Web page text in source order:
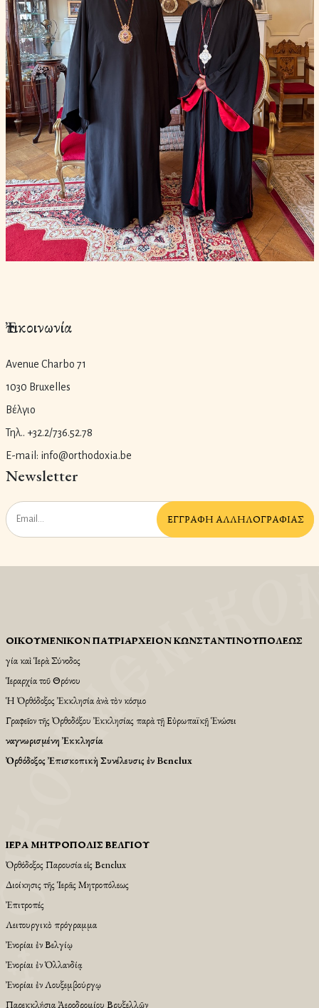
Ἐπικοινωνία
Avenue Charbo 71
1030 Bruxelles
Βέλγιο
Τηλ.. +32.2/736.52.78
E-mail: info@orthodoxia.be
Newsletter
ἘΓΓΡΑΦῊ ἈΛΛΗΛΟΓΡΑΦΊΑΣ
ΟἸΚΟΥΜΕΝΙΚῸΝ ΠΑΤΡΙΑΡΧΕΙ͂ΟΝ ΚΩΝΣΤΑΝΤΙΝΟΥΠΌΛΕΩΣ
Ἁγία καὶ Ἱερὰ Σύνοδος
Ἱεραρχία τοῦ Θρόνου
Ἡ Ὀρθόδοξος Ἐκκλησία ἀνὰ τὸν κόσμο
Γραφεῖον τῆς Ὀρθοδόξου Ἐκκλησίας παρὰ τῇ Εὐρωπαϊκῇ Ἑνώσει
Ἀναγνωρισμένη Ἐκκλησία
Ὀρθόδοξος Ἐπισκοπικὴ Συνέλευσις ἐν Benelux
ἹΕΡΆ ΜΗΤΡΌΠΟΛΙΣ ΒΕΛΓΊΟΥ
Ὀρθόδοξος Παρουσία εἱς Βenelux
Διοίκησις τῆς Ἱερᾶς Μητροπόλεως
Ἐπιτροπές
Λειτουργικὸ πρόγραμμα
Ἐνορίαι ἐν Βελγίῳ
Ἐνορίαι ἐν Ὁλλανδίᾳ
Ἐνορίαι ἐν Λουξεμβούργῳ
Παρεκκλήσια Ἀεροδρομίου Βρυξελλῶν